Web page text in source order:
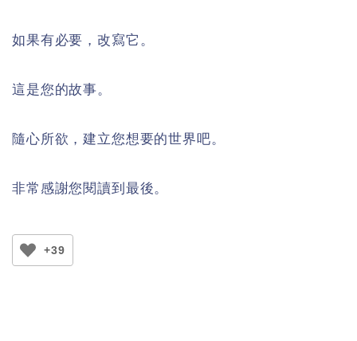
如果有必要，改寫它。
這是您的故事。
隨心所欲，建立您想要的世界吧。
非常感謝您閱讀到最後。
+39